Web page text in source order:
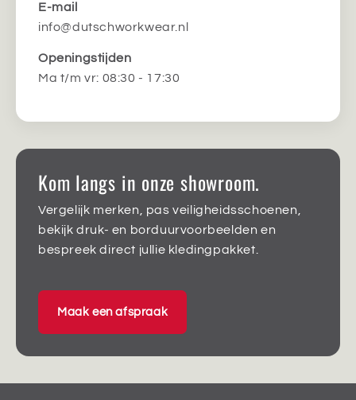
E-mail
info@dutschworkwear.nl
Openingstijden
Ma t/m vr: 08:30 - 17:30
Kom langs in onze showroom.
Vergelijk merken, pas veiligheidsschoenen,
bekijk druk- en borduurvoorbeelden en
bespreek direct jullie kledingpakket.
Maak een afspraak